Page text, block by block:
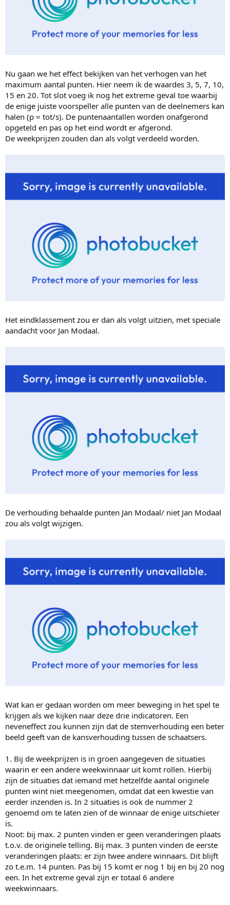
Nu gaan we het effect bekijken van het verhogen van het
maximum aantal punten. Hier neem ik de waardes 3, 5, 7, 10,
15 en 20. Tot slot voeg ik nog het extreme geval toe waarbij
de enige juiste voorspeller alle punten van de deelnemers kan
halen (p = tot/s). De puntenaantallen worden onafgerond
opgeteld en pas op het eind wordt er afgerond.
De weekprijzen zouden dan als volgt verdeeld worden.
Het eindklassement zou er dan als volgt uitzien, met speciale
aandacht voor Jan Modaal.
De verhouding behaalde punten Jan Modaal/ niet Jan Modaal
zou als volgt wijzigen.
Wat kan er gedaan worden om meer beweging in het spel te
krijgen als we kijken naar deze drie indicatoren. Een
neveneffect zou kunnen zijn dat de stemverhouding een beter
beeld geeft van de kansverhouding tussen de schaatsers.
1. Bij de weekprijzen is in groen aangegeven de situaties
waarin er een andere weekwinnaar uit komt rollen. Hierbij
zijn de situaties dat iemand met hetzelfde aantal originele
punten wint niet meegenomen, omdat dat een kwestie van
eerder inzenden is. In 2 situaties is ook de nummer 2
genoemd om te laten zien of de winnaar de enige uitschieter
is.
Noot: bij max. 2 punten vinden er geen veranderingen plaats
t.o.v. de originele telling. Bij max. 3 punten vinden de eerste
veranderingen plaats: er zijn twee andere winnaars. Dit blijft
zo t.e.m. 14 punten. Pas bij 15 komt er nog 1 bij en bij 20 nog
een. In het extreme geval zijn er totaal 6 andere
weekwinnaars.